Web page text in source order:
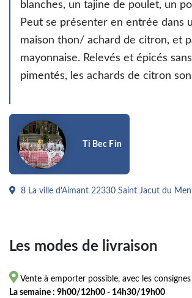
blanches, un tajine de poulet, un
Peut se présenter en entrée dans
maison thon/ achard de citron, et
mayonnaise. Relevés et épicés
pimentés, les achards de citron son
Ti Bec Fin
8 La ville d'Aimant 22330 Saint Jacut du Men
Les modes de livraison
 Vente à emporter possible, avec les
La semaine : 9h00/12h00 - 14h30/19h00